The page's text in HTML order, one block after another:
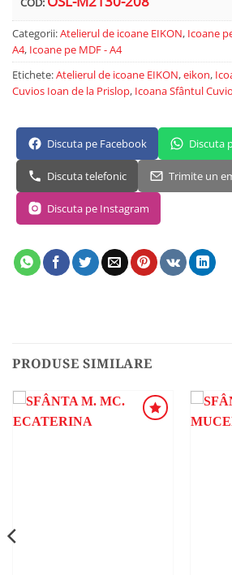
Categorii:Atelierul de icoane EIKON, Icoane
A4, Icoane pe MDF - A4
Etichete:Atelierul de icoane EIKON,eikon,
Cuvios Ioan de la Prislop, Icoana Sfântul
Discuta pe Facebook Discuta
Discuta telefonic Trimite un
Discuta pe Instagram
PRODUSE SIMILARE